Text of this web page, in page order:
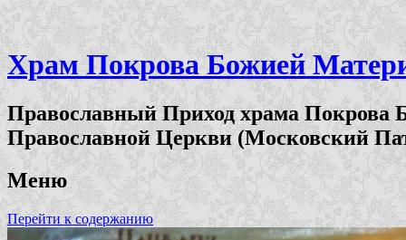
Храм Покрова Божией
Православный Приход храма Покрова
Православной Церкви (Московский
Меню
Перейти к содержанию